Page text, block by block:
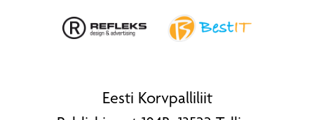
Eesti Korvpalliliit